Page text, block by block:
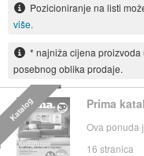
Pozicioniranje na listi
više.
* najniža cijena
posebnog oblika prodaje.
Prima
Ova ponuda
16 stranica
Katalog